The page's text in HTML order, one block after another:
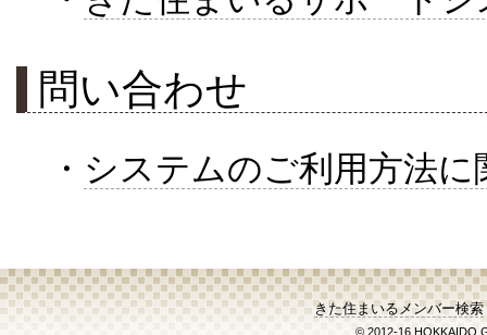
問い合わせ
・ システムのご利用方法
きた住まいるメンバー検索
© 2012-16 HOKKAIDO